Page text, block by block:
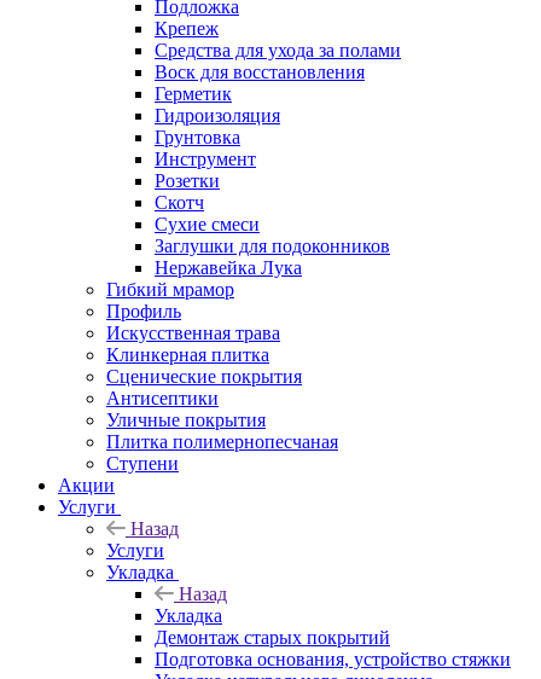
Подложка
Крепеж
Средства для ухода за полами
Воск для восстановления
Герметик
Гидроизоляция
Грунтовка
Инструмент
Розетки
Скотч
Сухие смеси
Заглушки для подоконников
Нержавейка Лука
Гибкий мрамор
Профиль
Искусственная трава
Клинкерная плитка
Сценические покрытия
Антисептики
Уличные покрытия
Плитка полимернопесчаная
Ступени
Акции
Услуги
Назад
Услуги
Укладка
Назад
Укладка
Демонтаж старых покрытий
Подготовка основания, устройство стяжки